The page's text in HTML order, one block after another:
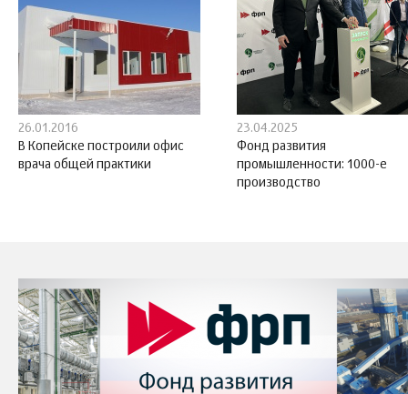
26.01.2016
В Копейске построили офис
врача общей практики
23.04.2025
Фонд развития
промышленности: 1000-е
производство